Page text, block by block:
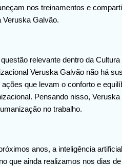
nos treinamentos e
Veruska Galvão.
relevante dentro da
Veruska Galvão não há
ações que levam o conforto e
Pensando nisso,
no trabalho.
anos, a inteligência
que ainda realizamos nos dias